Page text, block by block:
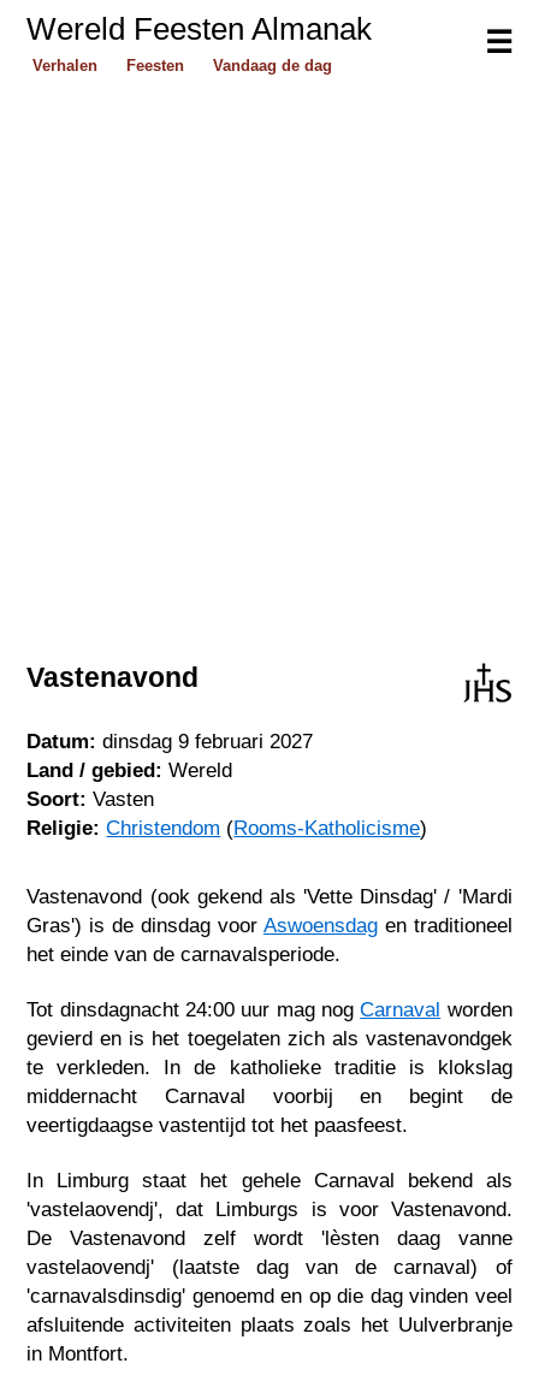
☰
Wereld Feesten Almanak
Verhalen Feesten Vandaag de dag
Vastenavond
Datum: dinsdag 9 februari 2027
Land / gebied: Wereld
Soort: Vasten
Religie: Christendom (Rooms-Katholicisme)
Vastenavond (ook gekend als 'Vette Dinsdag' / 'Mardi
Gras') is de dinsdag voor Aswoensdagen traditioneel
het einde van de carnavalsperiode.
Tot dinsdagnacht 24:00 uur mag nogCarnaval worden
gevierd en is het toegelaten zich als vastenavondgek
te verkleden. In de katholieke traditie is klokslag
middernacht Carnaval voorbij en begint de
veertigdaagse vastentijd tot het paasfeest.
In Limburg staat het gehele Carnaval bekend als
'vastelaovendj', dat Limburgs is voor Vastenavond.
De Vastenavond zelf wordt 'lèsten daag vanne
vastelaovendj' (laatste dag van de carnaval) of
'carnavalsdinsdig' genoemd en op die dag vinden veel
afsluitende activiteiten plaats zoals het Uulverbranje
in Montfort.